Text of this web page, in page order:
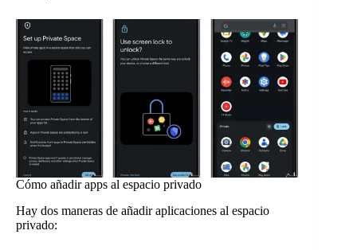
Cómo añadir apps al espacio privado
Hay dos maneras de añadir aplicaciones al espacio
privado: